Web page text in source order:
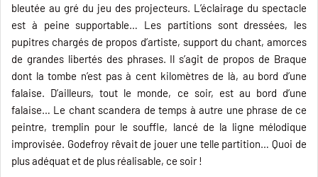
bleutée au gré du jeu des projecteurs. L’éclairage du spectacle
est à peine supportable… Les partitions sont dressées, les
pupitres chargés de propos d’artiste, support du chant, amorces
de grandes libertés des phrases. Il s’agit de propos de Braque
dont la tombe n’est pas à cent kilomètres de là, au bord d’une
falaise. D’ailleurs, tout le monde, ce soir, est au bord d’une
falaise… Le chant scandera de temps à autre une phrase de ce
peintre, tremplin pour le souffle, lancé de la ligne mélodique
improvisée. Godefroy rêvait de jouer une telle partition… Quoi de
plus adéquat et de plus réalisable, ce soir !